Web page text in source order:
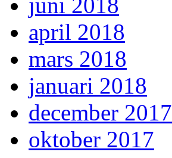
juni 2018
april 2018
mars 2018
januari 2018
december 2017
oktober 2017